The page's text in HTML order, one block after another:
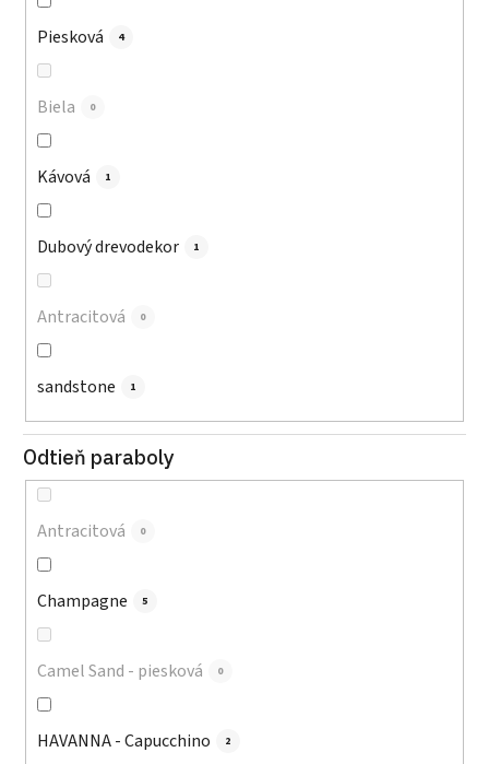
Piesková 4
Biela 0
Kávová 1
Dubový drevodekor 1
Antracitová 0
sandstone 1
Odtieň paraboly
Antracitová 0
Champagne 5
Camel Sand - piesková 0
HAVANNA - Capucchino 2